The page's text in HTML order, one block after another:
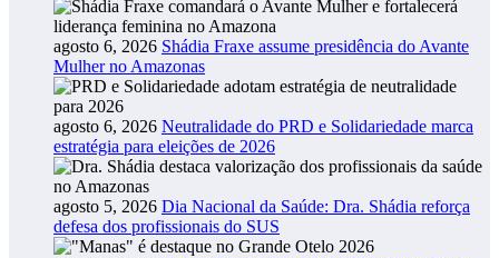
agosto 6, 2026 Shádia Fraxe assume presidência do Avante
Mulher no Amazonas
agosto 6, 2026 Neutralidade do PRD e Solidariedade marca
estratégia para eleições de 2026
agosto 5, 2026 Dia Nacional da Saúde: Dra. Shádia reforça
defesa dos profissionais do SUS